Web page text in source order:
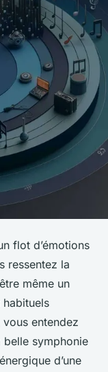
flot d’émotions
ressentez la
même un
entendez
belle symphonie
d’une